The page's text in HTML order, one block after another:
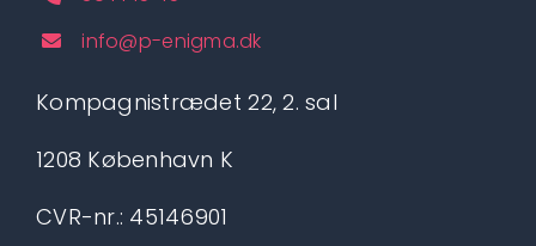
info@p-enigma.dk
Kompagnistrædet 22, 2. sal
1208 København K
CVR-nr.: 45146901